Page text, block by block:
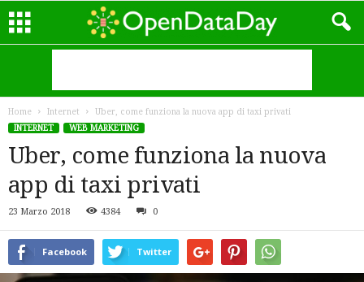
Home Internet
Uber, come funziona la nuova app di taxi privati
INTERNET
WEB MARKETING
Uber, come funziona la nuova
app di taxi privati
23 Marzo 2018 4384 0
Facebook Twitter